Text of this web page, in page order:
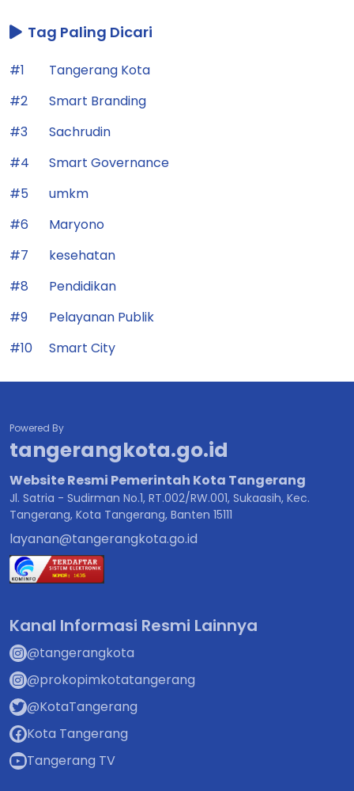
Tag Paling Dicari
#1
Tangerang Kota
#2
Smart Branding
#3
Sachrudin
#4
Smart Governance
#5
umkm
#6
Maryono
#7
kesehatan
#8
Pendidikan
#9
Pelayanan Publik
#10
Smart City
Powered By
tangerangkota.go.id
Website Resmi Pemerintah Kota Tangerang
Jl. Satria - Sudirman No.1, RT.002/RW.001, Sukaasih, Kec.
Tangerang, Kota Tangerang, Banten 15111
layanan@tangerangkota.go.id
Kanal Informasi Resmi Lainnya
@tangerangkota
@prokopimkotatangerang
@KotaTangerang
Kota Tangerang
Tangerang TV